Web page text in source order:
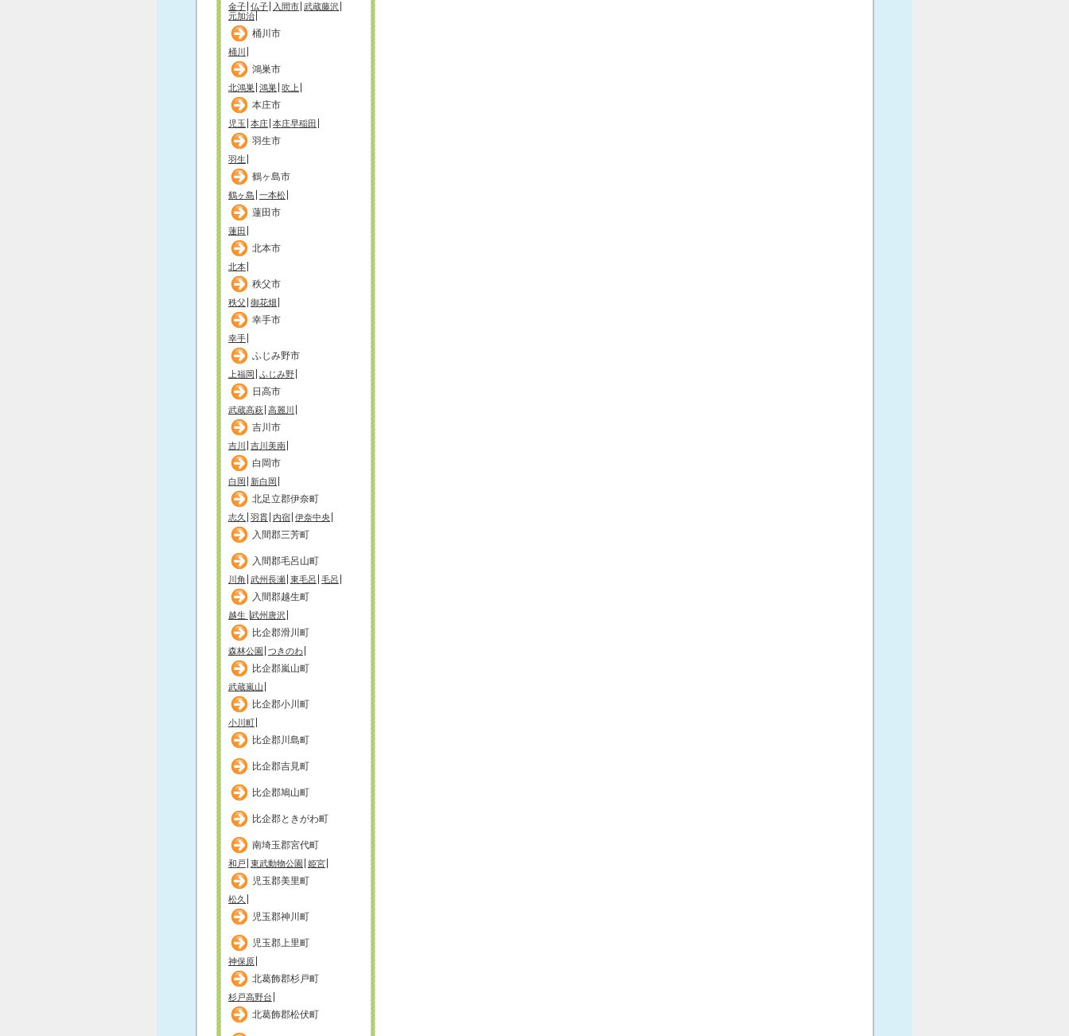
金子 仏子 入間市 武蔵藤沢
元加治
桶川市
桶川
鴻巣市
北鴻巣 鴻巣 吹上
本庄市
児玉 本庄 本庄早稲田
羽生市
羽生
鶴ヶ島市
鶴ヶ島 一本松
蓮田市
蓮田
北本市
北本
秩父市
秩父 御花畑
幸手市
幸手
ふじみ野市
上福岡 ふじみ野
日高市
武蔵高萩 高麗川
吉川市
吉川 吉川美南
白岡市
白岡 新白岡
北足立郡伊奈町
志久 羽貫 内宿 伊奈中央
入間郡三芳町
入間郡毛呂山町
川角 武州長瀬 東毛呂 毛呂
入間郡越生町
越生 武州唐沢
比企郡滑川町
森林公園 つきのわ
比企郡嵐山町
武蔵嵐山
比企郡小川町
小川町
比企郡川島町
比企郡吉見町
比企郡鳩山町
比企郡ときがわ町
南埼玉郡宮代町
和戸 東武動物公園 姫宮
児玉郡美里町
松久
児玉郡神川町
児玉郡上里町
神保原
北葛飾郡杉戸町
杉戸高野台
北葛飾郡松伏町